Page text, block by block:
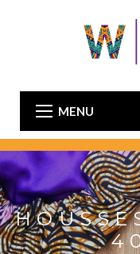
MENU